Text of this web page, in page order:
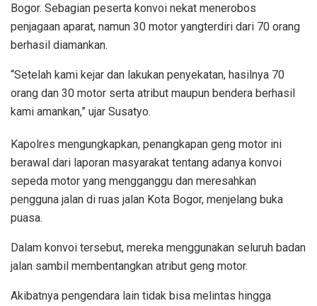
Bogor. Sebagian peserta konvoi nekat menerobos
penjagaan aparat, namun 30 motor yangterdiri dari 70 orang
berhasil diamankan.
“Setelah kami kejar dan lakukan penyekatan, hasilnya 70
orang dan 30 motor serta atribut maupun bendera berhasil
kami amankan,” ujar Susatyo.
Kapolres mengungkapkan, penangkapan geng motor ini
berawal dari laporan masyarakat tentang adanya konvoi
sepeda motor yang mengganggu dan meresahkan
pengguna jalan di ruas jalan Kota Bogor, menjelang buka
puasa.
Dalam konvoi tersebut, mereka menggunakan seluruh badan
jalan sambil membentangkan atribut geng motor.
Akibatnya pengendara lain tidak bisa melintas hingga